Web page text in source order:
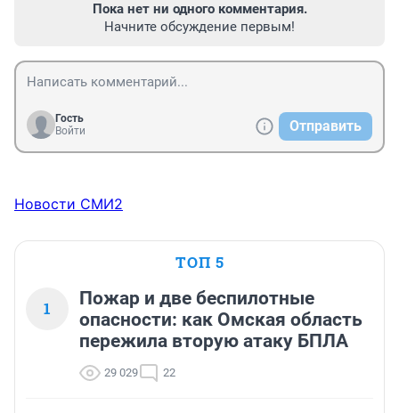
Пока нет ни одного комментария.
Начните обсуждение первым!
Гость
Войти
Отправить
Новости СМИ2
ТОП 5
1
Пожар и две беспилотные
опасности: как Омская область
пережила вторую атаку БПЛА
29 029 22